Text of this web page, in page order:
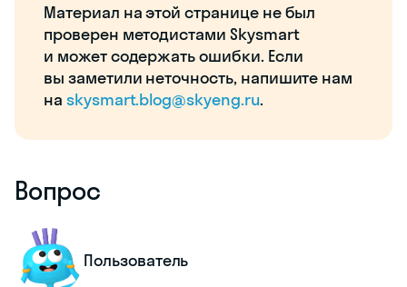
Материал на этой странице не был
проверен методистами Skysmart
и может содержать ошибки. Если
вы заметили неточность, напишите нам
на skysmart.blog@skyeng.ru.
Вопрос
Пользователь